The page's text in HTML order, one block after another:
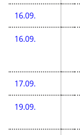
16.09.
16.09.
17.09.
19.09.